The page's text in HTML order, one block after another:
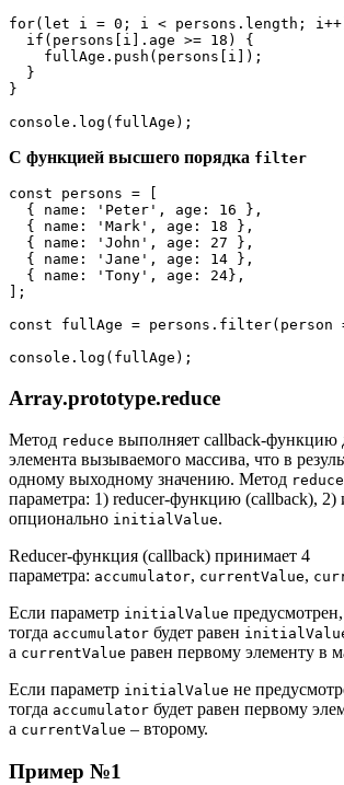
for(let i = 0; i < persons.length;
  if(persons[i].age >= 18) {
    fullAge.push(persons[i]);
  }
}
console.log(fullAge);
С функцией высшего порядка filter
const persons = [
  { name: 'Peter', age: 16 },
  { name: 'Mark', age: 18 },
  { name: 'John', age: 27 },
  { name: 'Jane', age: 14 },
  { name: 'Tony', age: 24},
];
const fullAge = persons.filter(person
console.log(fullAge);
Array.prototype.reduce
Метод reduce выполняет callback-функцию
элемента вызываемого массива, что в
одному выходному значению. Метод reduce
параметра: 1) reducer-функцию (callback), 2)
опционально initialValue.
Reducer-функция (callback) принимает 4
параметра: accumulator, currentValue,
Если параметр initialValue предусмотрен,
тогда accumulator будет равен
а currentValue равен первому элементу в
Если параметр initialValue не
тогда accumulator будет равен первому
а currentValue – второму.
Пример №1